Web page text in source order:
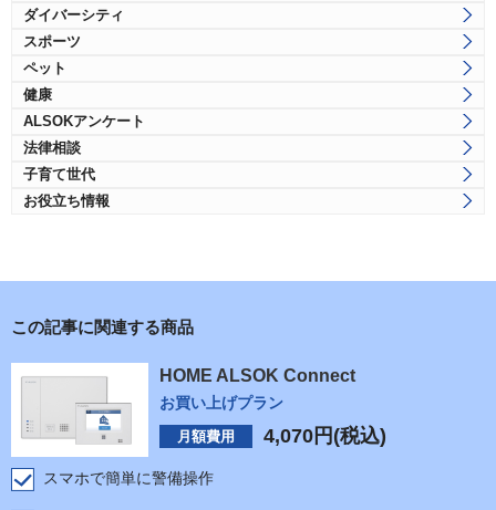
ダイバーシティ
スポーツ
ペット
健康
ALSOKアンケート
法律相談
子育て世代
お役立ち情報
この記事に関連する商品
HOME ALSOK Connect
お買い上げプラン
月額費用 4,070 円(税込)
スマホで簡単に警備操作